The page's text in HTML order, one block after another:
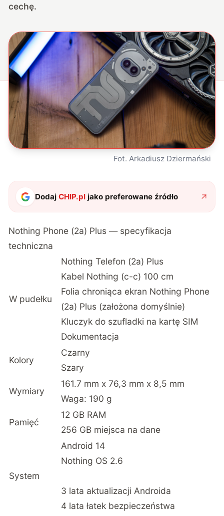
cechę.
Fot. Arkadiusz Dziermański
DodajCHIP.pl jako preferowane źródło
Nothing Phone (2a) Plus — specyfikacja
techniczna
W pudełku
Nothing Telefon (2a) Plus
Kabel Nothing (c-c) 100 cm
Folia chroniąca ekran Nothing Phone
(2a) Plus (założona domyślnie)
Kluczyk do szufladki na kartę SIM
Dokumentacja
Kolory
Czarny
Szary
Wymiary
161.7 mm x 76,3 mm x 8,5 mm
Waga: 190 g
Pamięć
12 GB RAM
256 GB miejsca na dane
System
Android 14
Nothing OS 2.6
3 lata aktualizacji Androida
4 lata łatek bezpieczeństwa